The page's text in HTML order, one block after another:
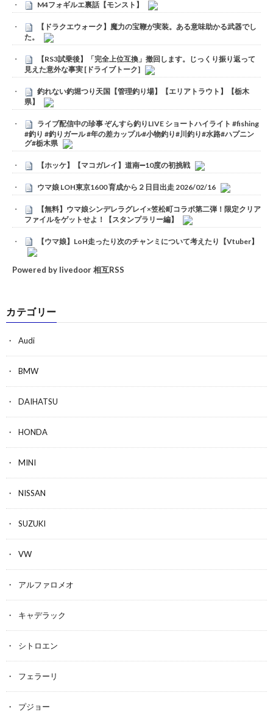
M4フォギルエ裏話【モンスト】
【ドラクエウォーク】魔力の宝鞭が実装。ある意味助かる武器でし
た。
【RS3試乗後】「完全上位互換」撤回します。じっくり振り返って
見えた意外な事実 [ドライブトーク]
釣れない釣堀つり天国【管理釣り場】【エリアトラウト】【栃木
県】
ライブ配信中の珍事 ぞんすら釣りLIVE ショートハイライト #fishing
#釣り #釣りガール #年の差カップル#小物釣り#川釣り#水路#ハプニン
グ#栃木県
【ホッケ】【マコガレイ】道南➖10度の初挑戦
ウマ娘 LOH東京1600 育成から２日目出走 2026/02/16
【無料】ウマ娘シンデレラグレイ×笠松町コラボ第二弾！限定クリア
ファイルをゲットせよ！【スタンプラリー編】
【ウマ娘】LoH走ったり次のチャンミについて考えたり【Vtuber】
Powered by livedoor 相互RSS
カテゴリー
Audi
BMW
DAIHATSU
HONDA
MINI
NISSAN
SUZUKI
VW
アルファロメオ
キャデラック
シトロエン
フェラーリ
プジョー